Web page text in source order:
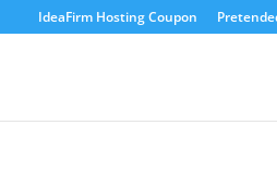
IdeaFirm Hosting Coupon